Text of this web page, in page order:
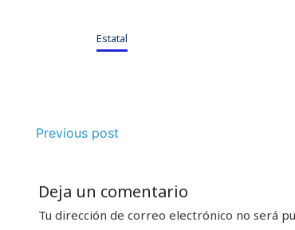
Estatal
Previous post
Deja un comentario
Tu dirección de correo electrónico no será